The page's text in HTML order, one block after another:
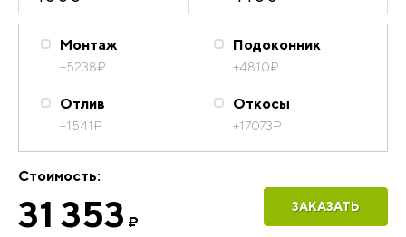
Монтаж
+5238₽
Подоконник
+4810₽
Отлив
+1541₽
Откосы
+17073₽
Стоимость:
31 353 ₽
ЗАКАЗАТЬ